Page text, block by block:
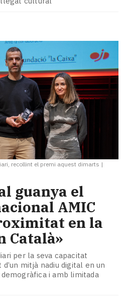
recollint el premi aquest dimarts |
guanya el
AMIC
en la
Català»
per la seva capacitat
mitjà nadiu digital en un
i amb limitada